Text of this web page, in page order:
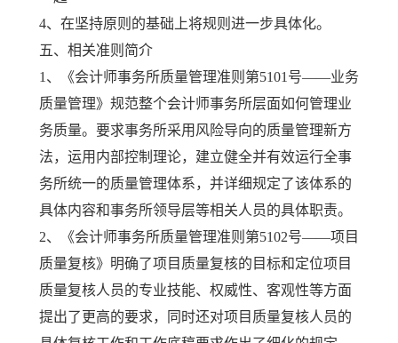
4、在坚持原则的基础上将规则进一步具体化。
五、相关准则简介
1、《会计师事务所质量管理准则第5101号——业务
质量管理》规范整个会计师事务所层面如何管理业
务质量。要求事务所采用风险导向的质量管理新方
法，运用内部控制理论，建立健全并有效运行全事
务所统一的质量管理体系，并详细规定了该体系的
具体内容和事务所领导层等相关人员的具体职责。
2、《会计师事务所质量管理准则第5102号——项目
质量复核》明确了项目质量复核的目标和定位项目
质量复核人员的专业技能、权威性、客观性等方面
提出了更高的要求，同时还对项目质量复核人员的